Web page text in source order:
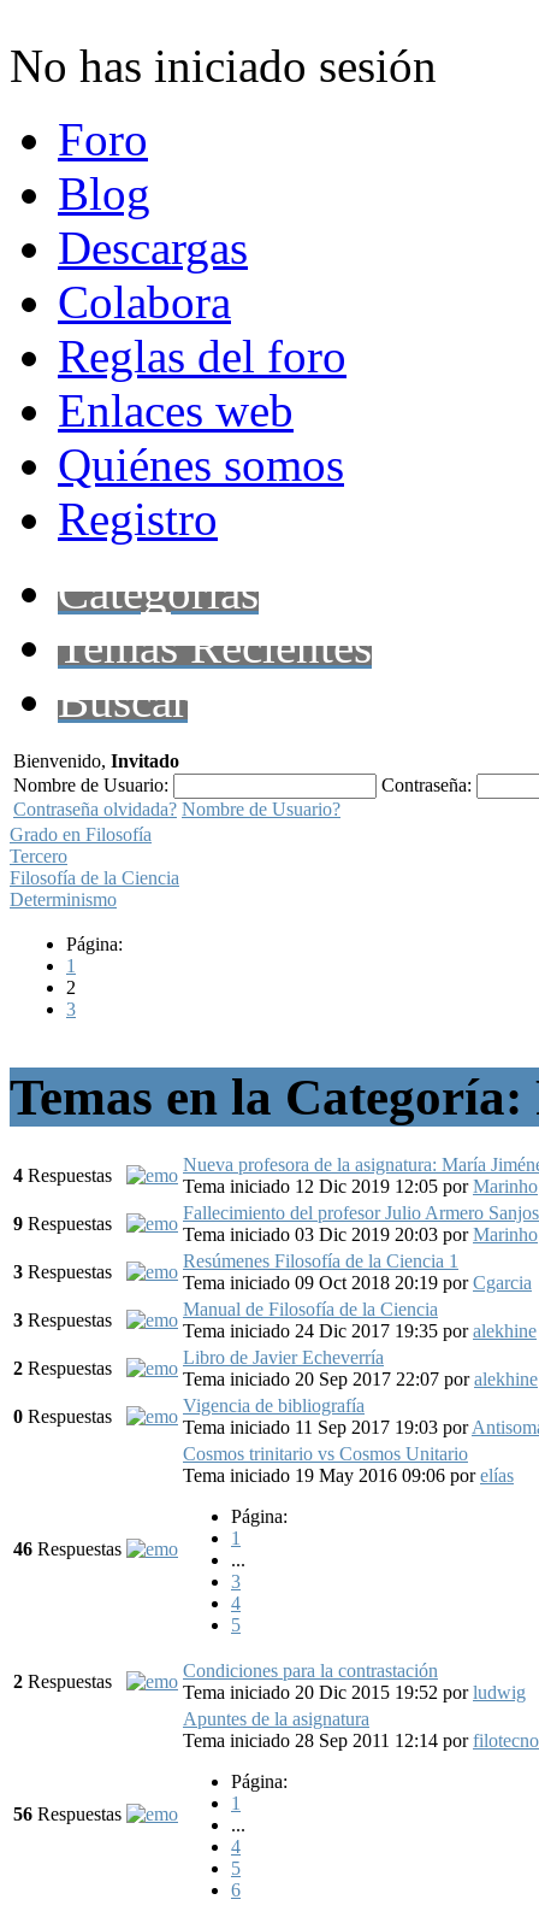
No has iniciado sesión
Foro
Blog
Descargas
Colabora
Reglas del foro
Enlaces web
Quiénes somos
Registro
Categorías
Temas Recientes
Buscar
Bienvenido, Invitado
Nombre de Usuario:
Contraseña:
Contraseña olvidada? Nombre de Usuario?
Grado en Filosofía
Tercero
Filosofía de la Ciencia
Determinismo
Página:
1
2
3
Temas en la
4 Respuestas
Nueva profesora de la asignatura: María
Tema iniciado 12 Dic 2019 12:05 porMarinho
9 Respuestas
Fallecimiento del profesor Julio Armero
Tema iniciado 03 Dic 2019 20:03 porMarinho
3 Respuestas
Resúmenes Filosofía de la Ciencia 1
Tema iniciado 09 Oct 2018 20:19 porCgarcia
3 Respuestas
Manual de Filosofía de la Ciencia
Tema iniciado 24 Dic 2017 19:35 poralekhine
2 Respuestas
Libro de Javier Echeverría
Tema iniciado 20 Sep 2017 22:07 poralekhine
0 Respuestas
Vigencia de bibliografía
Tema iniciado 11 Sep 2017 19:03 por
46 Respuestas
Cosmos trinitario vs Cosmos Unitario
Tema iniciado 19 May 2016 09:06 porelías
Página:
1
...
3
4
5
2 Respuestas
Condiciones para la contrastación
Tema iniciado 20 Dic 2015 19:52 porludwig
56 Respuestas
Apuntes de la asignatura
Tema iniciado 28 Sep 2011 12:14 por
Página:
1
...
4
5
6